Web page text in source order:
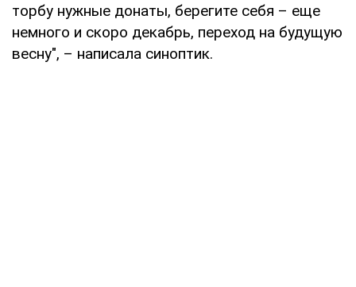
торбу нужные донаты, берегите себя – еще
немного и скоро декабрь, переход на будущую
весну", – написала синоптик.